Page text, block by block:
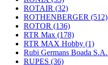
ROTAIR (32)
ROTHENBERGER (512)
ROTOR (136)
RTR Max (178)
RTR MAX Hobby (1)
Rubi Germans Boada S.A.
RUPES (36)